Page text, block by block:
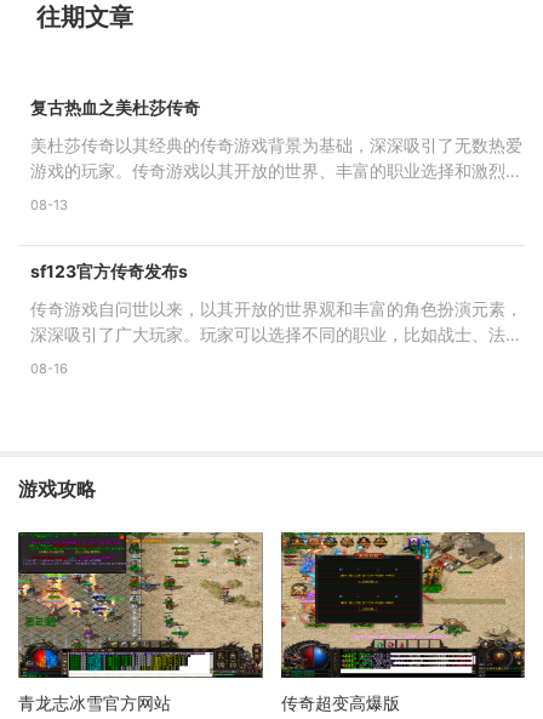
往期文章
复古热血之美杜莎传奇
美杜莎传奇以其经典的传奇游戏背景为基础，深深吸引了无数热爱
游戏的玩家。传奇游戏以其开放的世界、丰富的职业选择和激烈的
战斗场景著称。在这个
08-13
sf123官方传奇发布s
传奇游戏自问世以来，以其开放的世界观和丰富的角色扮演元素，
深深吸引了广大玩家。玩家可以选择不同的职业，比如战士、法师
和道士，每个职业都有
08-16
游戏攻略
青龙志冰雪官方网站 传奇超变高爆版